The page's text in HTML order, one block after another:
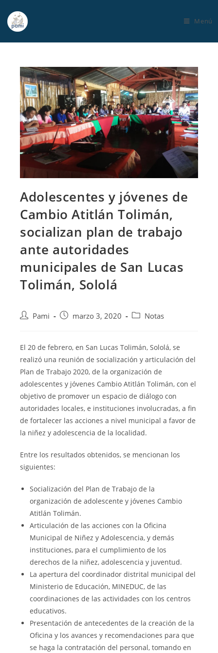
Menú
Adolescentes y jóvenes de
Cambio Atitlán Tolimán,
socializan plan de trabajo
ante autoridades
municipales de San Lucas
Tolimán, Sololá
Pami marzo 3, 2020 Notas
El 20 de febrero, en San Lucas Tolimán, Sololá, se
realizó una reunión de socialización y articulación del
Plan de Trabajo 2020, de la organización de
adolescentes y jóvenes Cambio Atitlán Tolimán, con el
objetivo de promover un espacio de diálogo con
autoridades locales, e instituciones involucradas, a fin
de fortalecer las acciones a nivel municipal a favor de
la niñez y adolescencia de la localidad.
Entre los resultados obtenidos, se mencionan los
siguientes:
Socialización del Plan de Trabajo de la
organización de adolescente y jóvenes Cambio
Atitlán Tolimán.
Articulación de las acciones con la Oficina
Municipal de Niñez y Adolescencia, y demás
instituciones, para el cumplimiento de los
derechos de la niñez, adolescencia y juventud.
La apertura del coordinador distrital municipal del
Ministerio de Educación, MINEDUC, de las
coordinaciones de las actividades con los centros
educativos.
Presentación de antecedentes de la creación de la
Oficina y los avances y recomendaciones para que
se haga la contratación del personal, tomando en